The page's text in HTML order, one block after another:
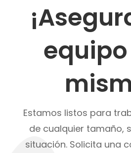
Estamos listos para
de cualquier tamaño,
situación. Solicita una